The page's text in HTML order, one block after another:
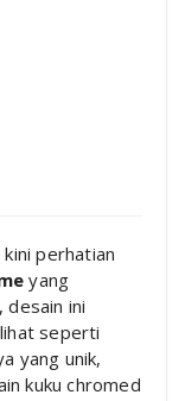
perhatian
yang
desain ini
seperti
yang unik,
kuku chromed